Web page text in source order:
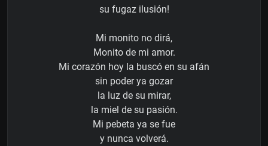
su fugaz ilusión!
Mi monito no dirá,
Monito de mi amor.
Mi corazón hoy la buscó en su afán
sin poder ya gozar
la luz de su mirar,
la miel de su pasión.
Mi pebeta ya se fue
y nunca volverá.